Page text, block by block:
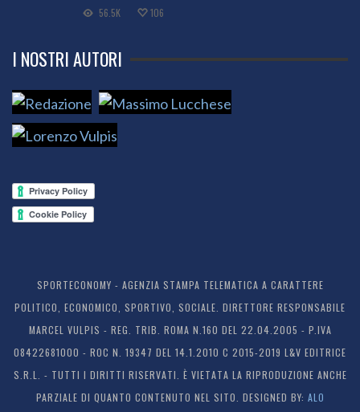
56.5K 106
I NOSTRI AUTORI
SPORTECONOMY - AGENZIA STAMPA TELEMATICA A CARATTERE
POLITICO, ECONOMICO, SPORTIVO, SOCIALE. DIRETTORE RESPONSABILE
MARCEL VULPIS - REG. TRIB. ROMA N.160 DEL 22.04.2005 - P.IVA
08422681000 - ROC N. 19347 DEL 14.1.2010 C 2015-2019 L&V EDITRICE
S.R.L. - TUTTI I DIRITTI RISERVATI. È VIETATA LA RIPRODUZIONE ANCHE
PARZIALE DI QUANTO CONTENUTO NEL SITO. DESIGNED BY: ALO